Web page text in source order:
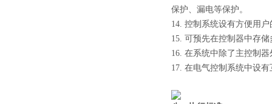
保护、漏电等保护。
14. 控制系统设有方便用
15. 可预先在控制器中存
16. 在系统中除了主控制
17. 在电气控制系统中设